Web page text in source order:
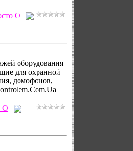
О |
оборудования
для охранной
домофонов,
О |